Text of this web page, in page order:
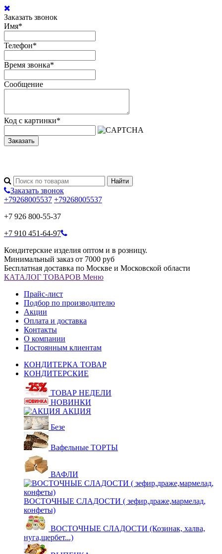
Заказать звонок
Имя*
Телефон*
Время звонка*
Сообщение
Код с картинки*
Заказать
Заказать звонок
+79268005537 +79268005537
+7 926 800-55-37
+7 910 451-64-97
Кондитерские изделия оптом и в розницу.
Минимальный заказ от 7000 руб
Бесплатная доставка по Москве и Московской области
КАТАЛОГ ТОВАРОВ Меню
Прайс-лист
Подбор по производителю
Акции
Оплата и доставка
Контакты
О компании
Постоянным клиентам
КОНДИТЕРКА ТОВАР
КОНДИТЕРСКИЕ
ТОВАР НЕДЕЛИ
НОВИНКИ
АКЦИЯ
Безе
Вафельные ТОРТЫ
ВАФЛИ
ВОСТОЧНЫЕ СЛАДОСТИ ( зефир,драже,мармелад,
конфеты)
ВОСТОЧНЫЕ СЛАДОСТИ (Козинак, халва,
нуга,щербет...)